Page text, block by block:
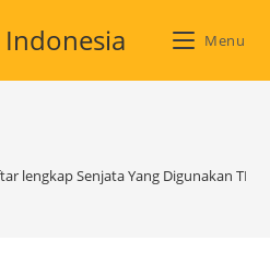
Menu
lengkap Senjata Yang Digunakan TNI